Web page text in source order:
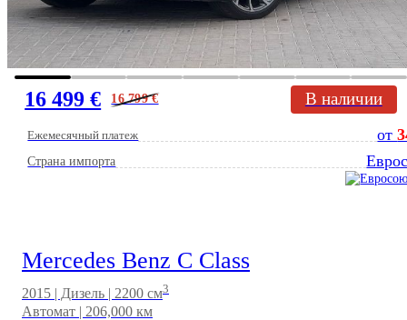
16 499 € 16 799€ В наличии
Ежемесячный платеж от
Страна импорта
Mercedes Benz C Class
2015 | Дизель | 2200 см3
Автомат | 206,000 км